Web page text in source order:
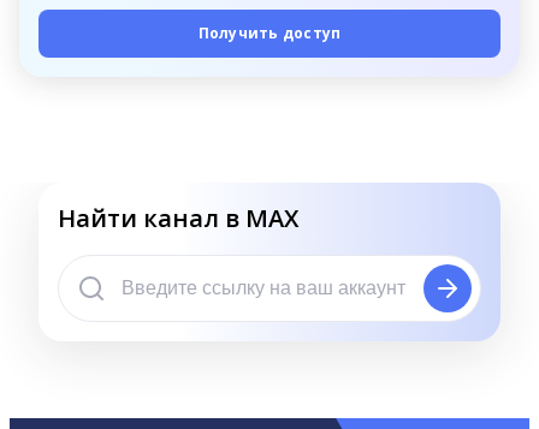
Получить доступ
Найти канал в MAX